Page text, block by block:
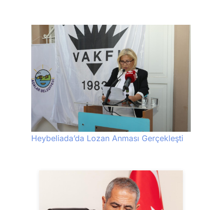
Heybeliada’da Lozan Anması Gerçekleşti